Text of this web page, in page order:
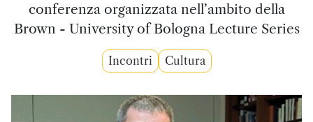
conferenza organizzata nell’ambito della
Brown - University of Bologna Lecture Series
Incontri Cultura